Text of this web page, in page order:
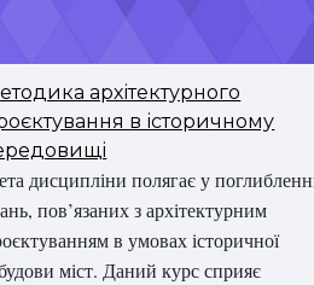
архітектурного
в історичному
дисципліни полягає у
пов’язаних з архітектурним
в умовах історичної
міст. Даний курс сприяє